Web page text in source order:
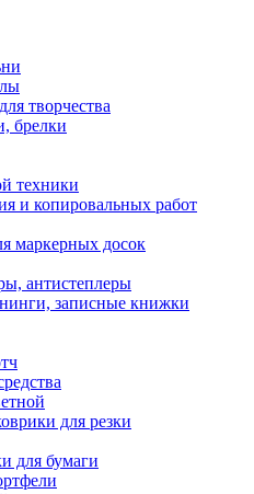
творчества
брелки
техники
и копировальных работ
маркерных досок
антистеплеры
записные книжки
для резки
для бумаги